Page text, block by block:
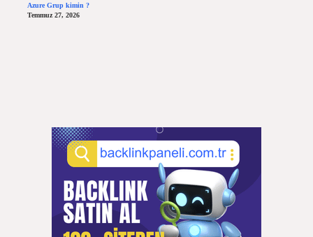
Azure Grup kimin ?
Temmuz 27, 2026